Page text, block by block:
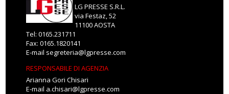
LG PRESSE S.R.L.
via Festaz, 52
11100 AOSTA
Tel: 0165.231711
Fax: 0165.1820141
E-mail segreteria@lgpresse.com
RESPONSABILE DI AGENZIA
Arianna Gori Chisari
E-mail a.chisari@lgpresse.com